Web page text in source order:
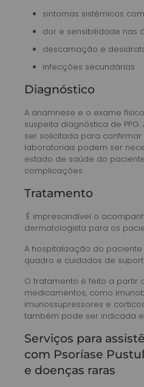
sintomas sistêmicos
dor e sensibilidade nas
descamação e
infecções secundárias
Diagnóstico
A anamnese e o exame
suspeita diagnóstica de
ser solicitada para confirmar
laboratoriais podem ser
estado de saúde do
complicações.
Tratamento
É imprescindível o
dermatologista para os
A hospitalização do
quadro e cuidados de
O tratamento é feito a partir
medicamentos, como
imunossupressores e
também pode ser indicada
Serviços para
com Psoríase
e doenças raras